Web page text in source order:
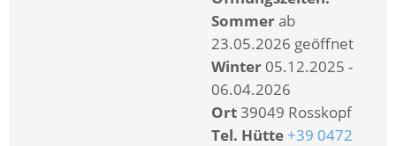
Sommerab
23.05.2026 geöffnet
Winter 05.12.2025 -
06.04.2026
Ort39049 Rosskopf
Tel. Hütte +39 0472